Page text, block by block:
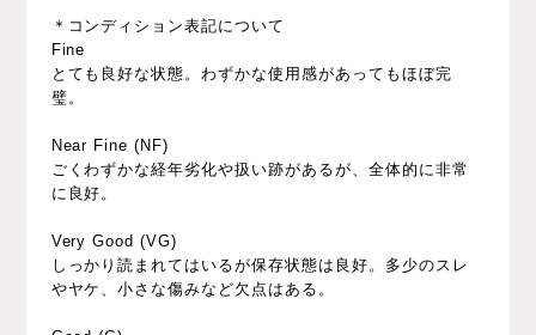
＊コンディション表記について
Fine
とても良好な状態。わずかな使用感があってもほぼ完
璧。
Near Fine (NF)
ごくわずかな経年劣化や扱い跡があるが、全体的に非常
に良好。
Very Good (VG)
しっかり読まれてはいるが保存状態は良好。多少のスレ
やヤケ、小さな傷みなど欠点はある。